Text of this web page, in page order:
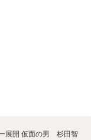
展開 仮面の男 杉田智